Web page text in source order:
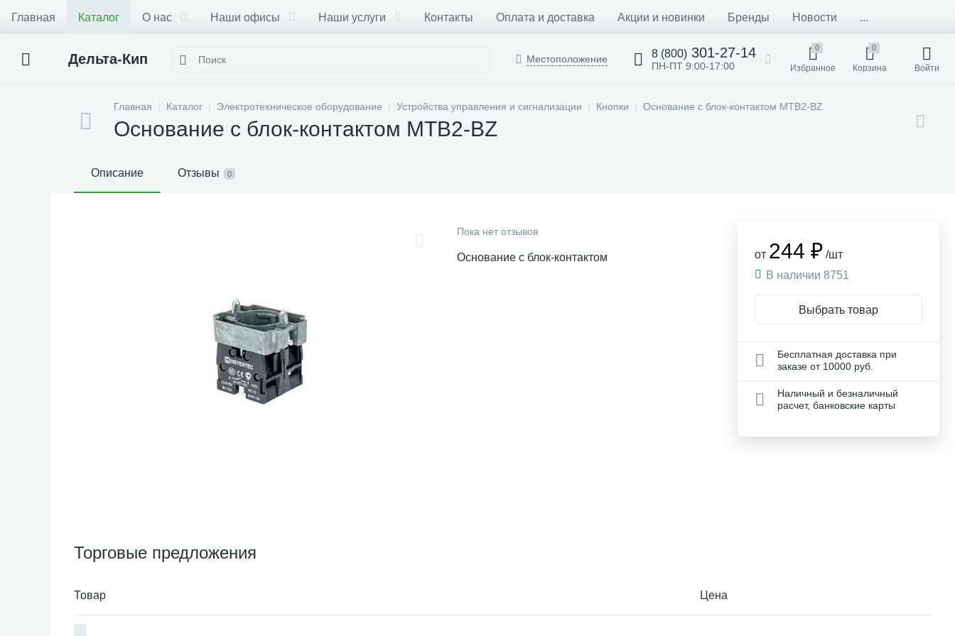
Главная Каталог О нас Наши офисы Наши услуги Контакты Оплата и доставка Акции и новинки Бренды Новости ...
Дельта-Кип Местоположение 8 (800) 301-27-14
ПН-ПТ 9:00-17:00
0
Избранное
0
Корзина Войти
Главная Каталог Электротехническое оборудование Устройства управления и сигнализации Кнопки Основание с блок-контактом MTB2-BZ
Основание с блок-контактом MTB2-BZ
Описание Отзывы 0
Пока нет отзывов
Основание с блок-контактом
Торговые предложения
Товар Цена
от 244 ₽ /шт
В наличии 8751
Выбрать товар
Бесплатная доставка при
заказе от 10000 руб.
Наличный и безналичный
расчет, банковские карты